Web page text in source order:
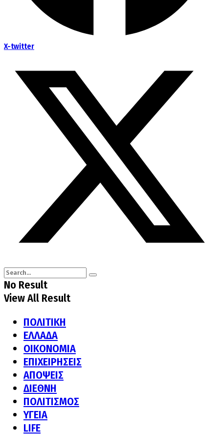
X-twitter
No Result
View All Result
ΠΟΛΙΤΙΚΗ
ΕΛΛΑΔΑ
ΟΙΚΟΝΟΜΙΑ
ΕΠΙΧΕΙΡΗΣΕΙΣ
ΑΠΟΨΕΙΣ
ΔΙΕΘΝΗ
ΠΟΛΙΤΙΣΜΟΣ
ΥΓΕΙΑ
LIFE